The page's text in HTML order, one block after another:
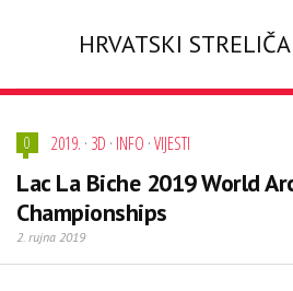
HRVATSKI
0 2019. · 3D · INFO ·VIJESTI
Lac La Biche 2019 World
Championships
2. rujna 2019